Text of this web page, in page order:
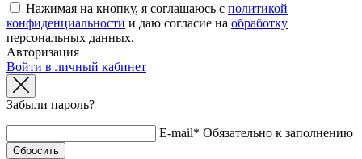
Нажимая на кнопку, я соглашаюсь с политикой
конфиденциальности и даю согласие на обработку
персональных данных.
Авторизация
Войти в личный кабинет
Забыли пароль?
E-mail* Обязательно к заполнению